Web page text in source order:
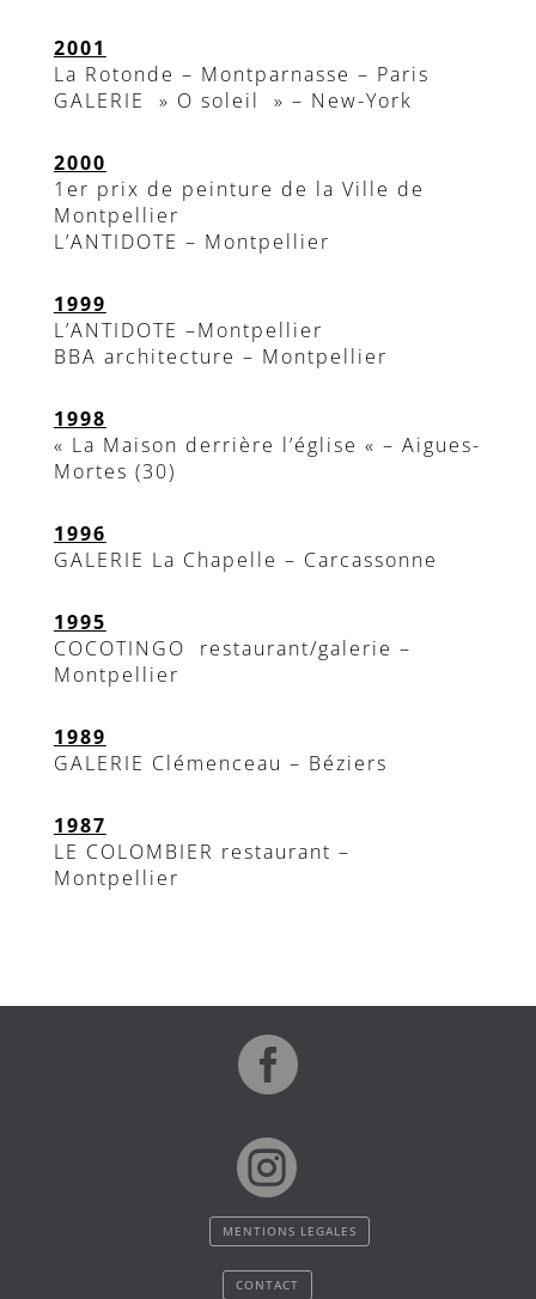
2001
La Rotonde – Montparnasse – Paris
GALERIE » O soleil » – New-York
2000
1er prix de peinture de la Ville de
Montpellier
L’ANTIDOTE – Montpellier
1999
L’ANTIDOTE –Montpellier
BBA architecture – Montpellier
1998
« La Maison derrière l’église « – Aigues-
Mortes (30)
1996
GALERIE La Chapelle – Carcassonne
1995
COCOTINGO restaurant/galerie –
Montpellier
1989
GALERIE Clémenceau – Béziers
1987
LE COLOMBIER restaurant –
Montpellier


MENTIONS LEGALES
CONTACT